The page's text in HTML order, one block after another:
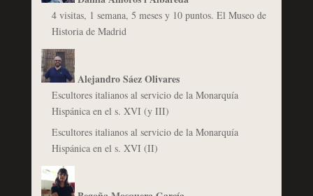
4 visitas, 1 semana, 5 meses y 10 puntos. El Museo de
Historia de Madrid
Alejandro Sáez Olivares
Escultores italianos al servicio de la Monarquía
Hispánica en el s. XVI (y III)
Escultores italianos al servicio de la Monarquía
Hispánica en el s. XVI (II)